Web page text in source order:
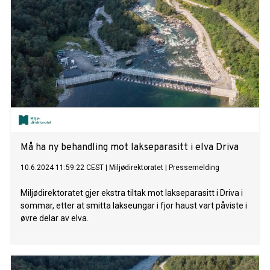
Må ha ny behandling mot lakseparasitt i elva Driva
10.6.2024 11:59:22 CEST Miljødirektoratet Pressemelding
Miljødirektoratet gjer ekstra tiltak mot lakseparasitt i Driva i
sommar, etter at smitta lakseungar i fjor haust vart påviste i
øvre delar av elva.